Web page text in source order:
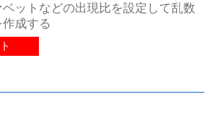
ットなどの出現比を設定して乱数
成する